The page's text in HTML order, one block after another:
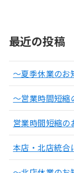
最近の投稿
～夏季休業のお
～営業時間短縮
営業時間短縮の
本店・北店統合